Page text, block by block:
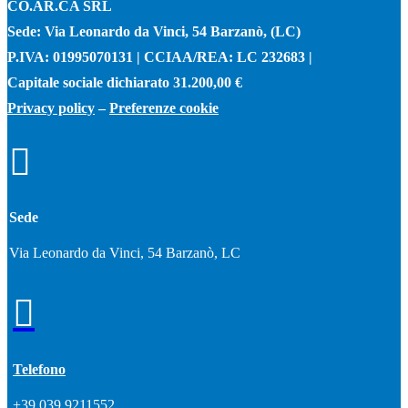
CO.AR.CA SRL
Sede: Via Leonardo da Vinci, 54 Barzanò, (LC)
P.IVA: 01995070131 | CCIAA/REA: LC 232683 |
Capitale sociale dichiarato 31.200,00 €
Privacy policy–Preferenze cookie

Sede
Via Leonardo da Vinci, 54 Barzanò, LC

Telefono
+39 039 9211552